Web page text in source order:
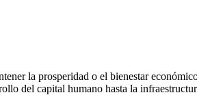
la prosperidad o el bienestar
del capital humano hasta la